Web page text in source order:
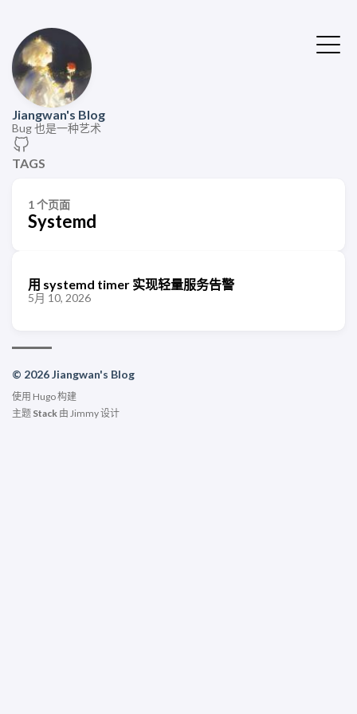
Jiangwan's Blog
Bug 也是一种艺术
TAGS
1 个页面
Systemd
用 systemd timer 实现轻量服务告警
5月 10, 2026
© 2026 Jiangwan's Blog
使用 Hugo构建
主题 Stack 由 Jimmy设计